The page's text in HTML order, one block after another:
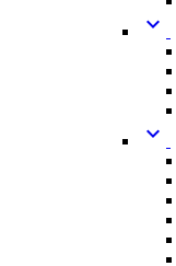

